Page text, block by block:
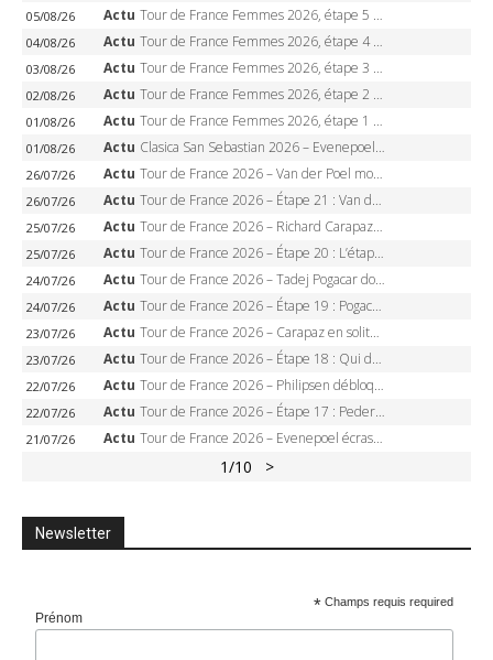
05/08/26 Actu Tour de France Femmes 2026, étape 5 – Demi Vollering gagne à Belleville, Reusser en jaune, Ferrand-Prévot coule
04/08/26 Actu Tour de France Femmes 2026, étape 4 – Marlen Reusser écrase le chrono, Ferrand-Prévot en crise
03/08/26 Actu Tour de France Femmes 2026, étape 3 – Sigrid Haugset en solitaire, 88 km d’échappée, maillot jaune
02/08/26 Actu Tour de France Femmes 2026, étape 2 – Lorena Wiebes doublé à Genève, Markus héroïque, 7e record
01/08/26 Actu Tour de France Femmes 2026, étape 1 – Lorena Wiebes intouchable à Lausanne, premier maillot jaune
01/08/26 Actu Clasica San Sebastian 2026 – Evenepoel recordman, 4e victoire, Carapaz battu au sprint
26/07/26 Actu Tour de France 2026 – Van der Poel monumental à Paris, Pogacar égale le record des cinq sacres
26/07/26 Actu Tour de France 2026 – Étape 21 : Van der Poel, Pogacar, qui succédera à Wout van Aert sur les Champs-Elysées ?
25/07/26 Actu Tour de France 2026 – Richard Carapaz roi des Alpes, doublé et maillot à pois, Seixas perd le podium
25/07/26 Actu Tour de France 2026 – Étape 20 : L’étape reine, Galibier, Sarenne, Alpe d’Huez, qui succédera à Pogacar ?
24/07/26 Actu Tour de France 2026 – Tadej Pogacar dompte l’Alpe d’Huez, 5e victoire, record de Pantani pulvérisé
24/07/26 Actu Tour de France 2026 – Étape 19 : Pogacar peut-il enfin dompter l’Alpe d’Huez ?
23/07/26 Actu Tour de France 2026 – Carapaz en solitaire à Orcières-Merlette, Paret-Peintre à un point du maillot à pois
23/07/26 Actu Tour de France 2026 – Étape 18 : Qui domptera Orcières-Merlette, première marche vers l’Alpe d’Huez ?
22/07/26 Actu Tour de France 2026 – Philipsen débloque son compteur à Voiron, Pedersen en danger pour le maillot vert
22/07/26 Actu Tour de France 2026 – Étape 17 : Pedersen peut-il verrouiller le maillot vert à Voiron ?
21/07/26 Actu Tour de France 2026 – Evenepoel écrase le chrono d’Évian, Seixas 4e, Lipowitz abandonne
1/10 >
Newsletter
* Champs requis required
Prénom